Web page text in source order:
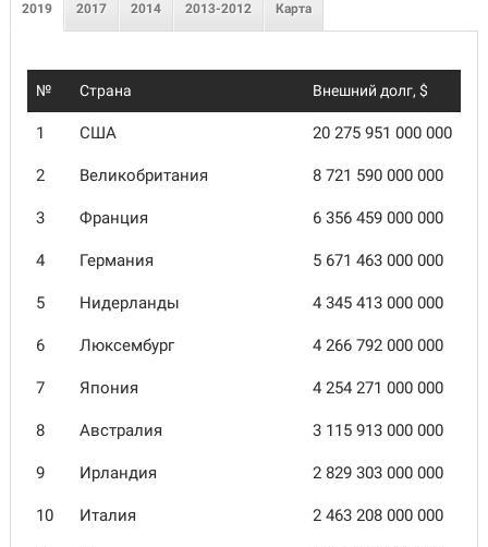
2019 2017 2014 2013-2012 Карта
№ Страна Внешний долг, $
1 США 20 275 951 000 000
2 Великобритания 8 721 590 000 000
3 Франция 6 356 459 000 000
4 Германия 5 671 463 000 000
5 Нидерланды 4 345 413 000 000
6 Люксембург 4 266 792 000 000
7 Япония 4 254 271 000 000
8 Австралия 3 115 913 000 000
9 Ирландия 2 829 303 000 000
10 Италия 2 463 208 000 000